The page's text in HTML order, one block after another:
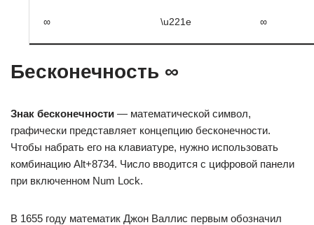
∞ \u221e ∞
Бесконечность ∞
Знак бесконечности — математической символ,
графически представляет концепцию бесконечности.
Чтобы набрать его на клавиатуре, нужно использовать
комбинацию Alt+8734. Число вводится с цифровой панели
при включенном Num Lock.
В 1655 году математик Джон Валлис первым обозначил